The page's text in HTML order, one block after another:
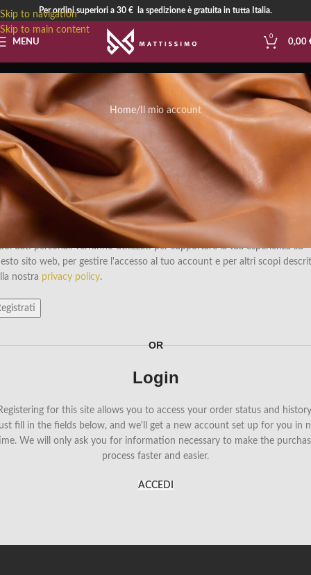
Skip to navigation
Skip to main content
Per ordini superiori a 30 € la spedizione è gratuita in tutta Italia.
MENU
0
0,00
Il mio account
Home Il mio account
email
link per impostare una nuova password verrà inviato al tuo indirizzo
dati personali verranno utilizzati per supportare la tua esperienza su
sito web, per gestire l'accesso al tuo account e per altri scopi
nostra privacy policy.
OR
Login
for this site allows you to access your order status and
fill in the fields below, and we'll get a new account set up for you in
We will only ask you for information necessary to make the
process faster and easier.
ACCEDI